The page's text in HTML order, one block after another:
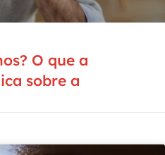
O que a
sobre a